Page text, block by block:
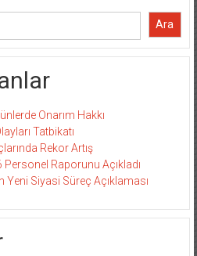
Ara
Onarım Hakkı
Tatbikatı
Rekor Artış
Raporunu Açıkladı
Yeni Siyasi Süreç Açıklaması